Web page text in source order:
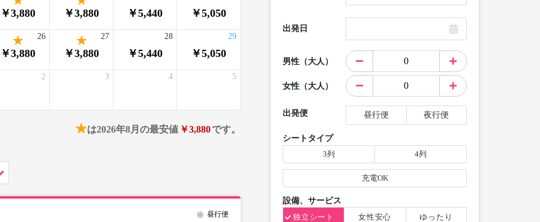
￥3,880 ￥3,880 ￥5,440 ￥5,050
￥3,880
26
￥3,880
27
￥5,440
28
￥5,050
29
2 3 4 5
★は2026年8月の最安値 ￥3,880です。
昼行便
出発日
男性（大人）
女性（大人）
出発便 昼行便 夜行便
シートタイプ
3列
4列
充電OK
設備、サービス
独立シート
女性安心 ゆったり